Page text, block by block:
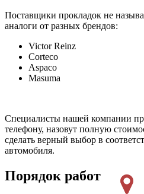
Поставщики прокладок не
аналоги от разных брендов:
Victor Reinz
Corteco
Aspaco
Masuma
Специалисты нашей компании
телефону, назовут полную
сделать верный выбор в
автомобиля.
Порядок работ